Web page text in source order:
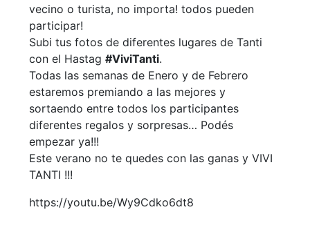
vecino o turista, no importa! todos pueden
participar!
Subi tus fotos de diferentes lugares de Tanti
con el Hastag #ViviTanti.
Todas las semanas de Enero y de Febrero
estaremos premiando a las mejores y
sortaendo entre todos los participantes
diferentes regalos y sorpresas… Podés
empezar ya!!!
Este verano no te quedes con las ganas y VIVI
TANTI !!!
https://youtu.be/Wy9Cdko6dt8